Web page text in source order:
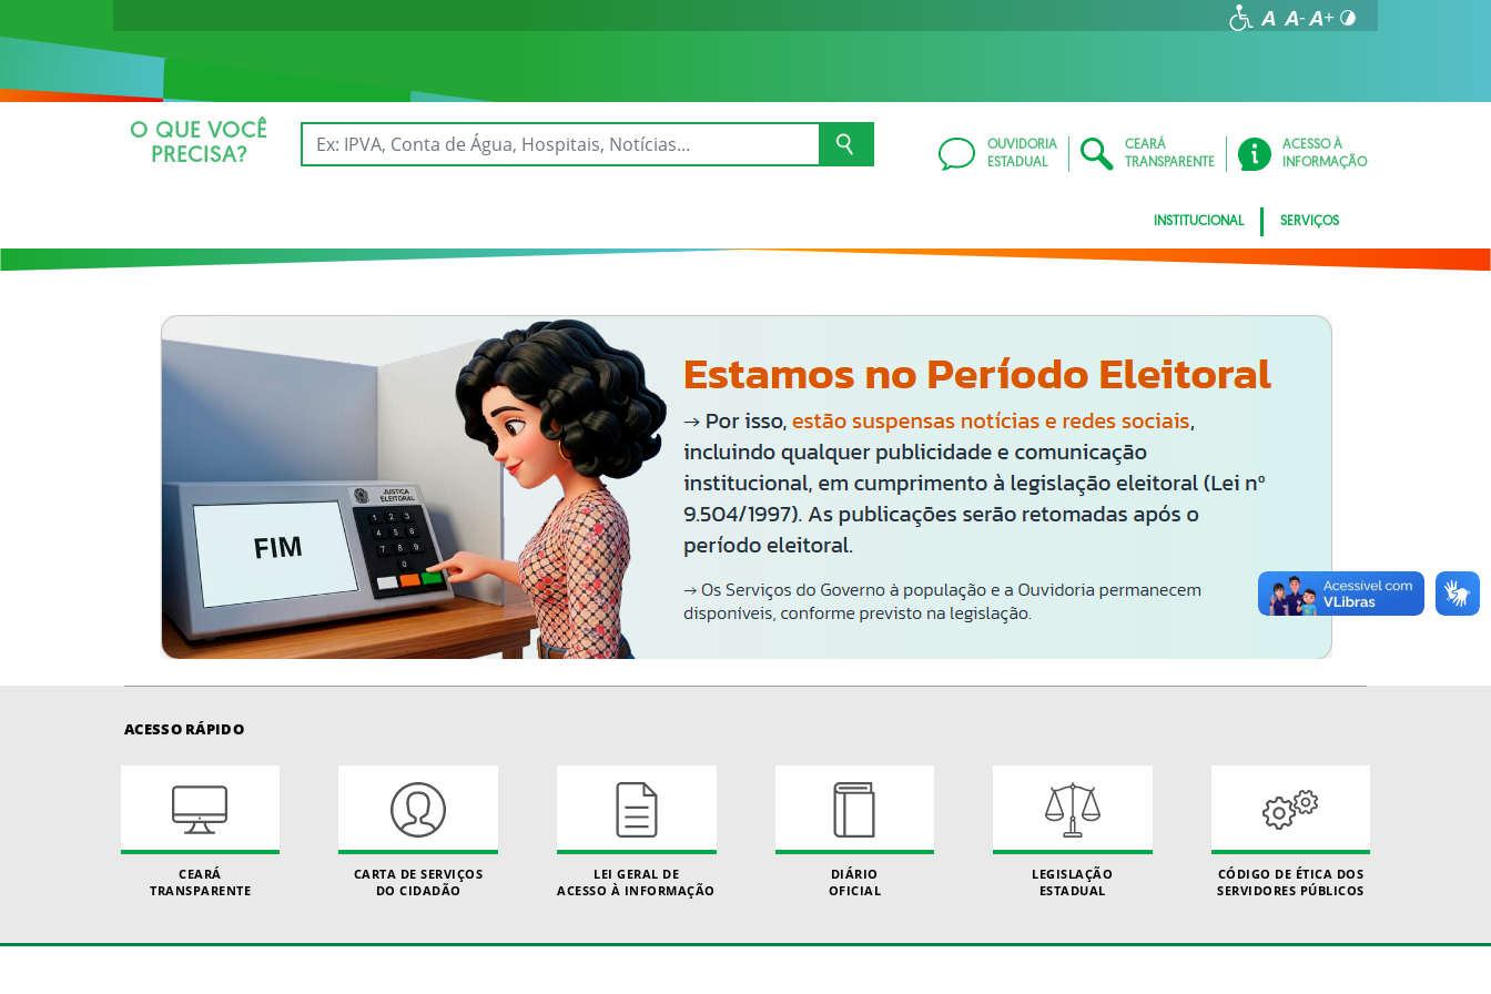
O QUE VOCÊ
PRECISA?
OUVIDORIA
ESTADUAL
CEARÁ
TRANSPARENTE
ACESSO À
INFORMAÇÃO
INSTITUCIONAL SERVIÇOS
ACESSO RÁPIDO
CEARÁ
TRANSPARENTE
CARTA DE SERVIÇOS
DO CIDADÃO
LEI GERAL DE
ACESSO À INFORMAÇÃO
DIÁRIO
OFICIAL
LEGISLAÇÃO
ESTADUAL
CÓDIGO DE ÉTICA DOS
SERVIDORES PÚBLICOS